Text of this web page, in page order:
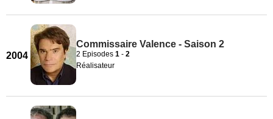
2004
Commissaire Valence - Saison 2
2 Episodes 1 - 2
Réalisateur